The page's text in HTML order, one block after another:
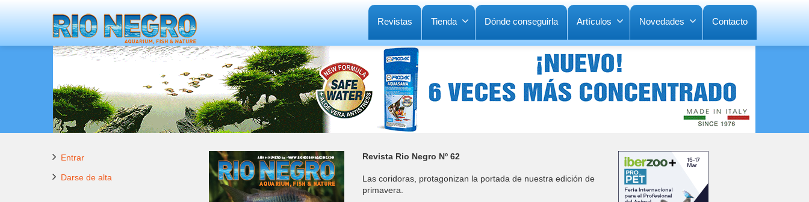
Revistas Tienda Dónde conseguirla Artículos Novedades Contacto
Entrar
Darse de alta
Revista Rio Negro Nº 62
Las coridoras, protagonizan la portada de nuestra edición de
primavera.